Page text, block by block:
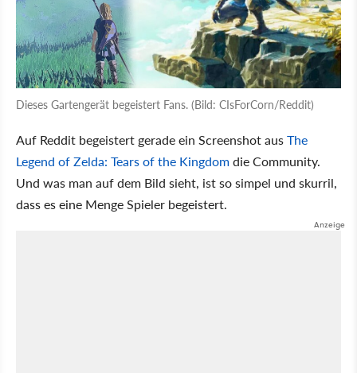
Dieses Gartengerät begeistert Fans. (Bild: CIsForCorn/Reddit)
Auf Reddit begeistert gerade ein Screenshot ausThe
Legend of Zelda: Tears of the Kingdomdie Community.
Und was man auf dem Bild sieht, ist so simpel und skurril,
dass es eine Menge Spieler begeistert.